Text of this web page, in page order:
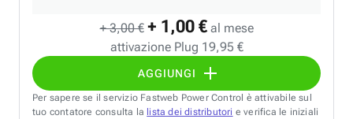
+ 3,00 € + 1,00 € al mese
attivazione Plug 19,95 €
AGGIUNGI
Per sapere se il servizio Fastweb Power Control è attivabile sul
tuo contatore consulta la lista dei distributori e verifica le iniziali